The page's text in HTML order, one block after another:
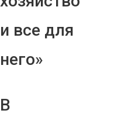
и все для
него»
В